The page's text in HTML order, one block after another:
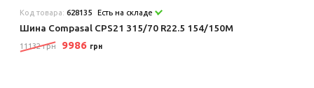
Код товара:628135 Есть на складе
Шина Compasal CPS21 315/70 R22.5 154/150M
11132 грн 9986 грн